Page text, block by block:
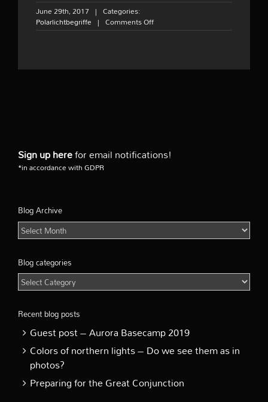
June 29th, 2017 | Categories:
Polarlichtbegriffe | Comments Offon
Aurora
Sign up herefor email notifications!
*in accordance with GDPR
Blog Archive
Blog
Archive
Blog categories
Blog
categories
Recent blog posts
Guest post – Aurora Basecamp 2019
Colors of northern lights – Do we see them as in
photos?
Preparing for the Great Conjunction